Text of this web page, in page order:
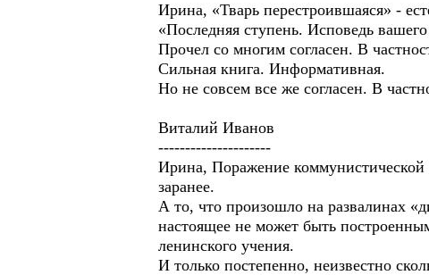
Ирина, «Тварь перестроившаяся» -
«Последняя ступень. Исповедь
Прочел со многим согласен. В
Сильная книга. Информативная.
Но не совсем все же согласен. В
Виталий Иванов
---------------------
Ирина, Поражение коммунистической
заранее.
А то, что произошло на развалинах
настоящее не может быть
ленинского учения.
И только постепенно, неизвестно